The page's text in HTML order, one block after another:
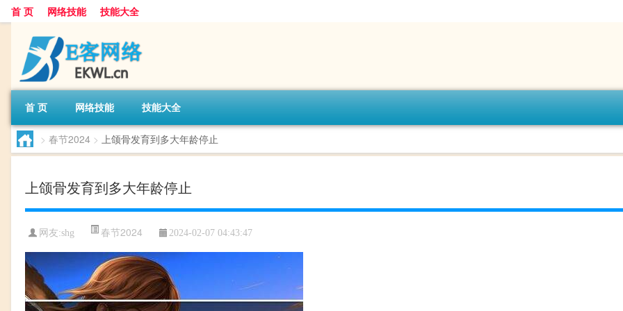
首 页 网络技能 技能大全
首 页 网络技能 技能大全
> 春节2024 > 上颌骨发育到多大年龄停止
上颌骨发育到多大年龄停止
网友:shg 春节2024 2024-02-07 04:43:47